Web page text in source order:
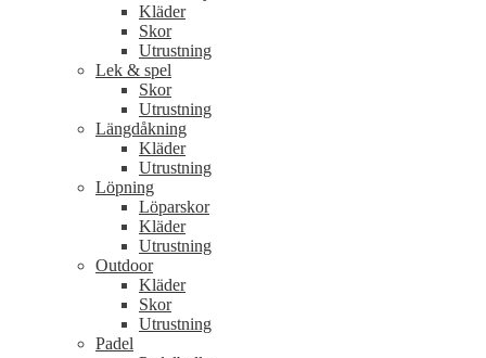
Kläder
Skor
Utrustning
Lek & spel
Skor
Utrustning
Längdåkning
Kläder
Utrustning
Löpning
Löparskor
Kläder
Utrustning
Outdoor
Kläder
Skor
Utrustning
Padel